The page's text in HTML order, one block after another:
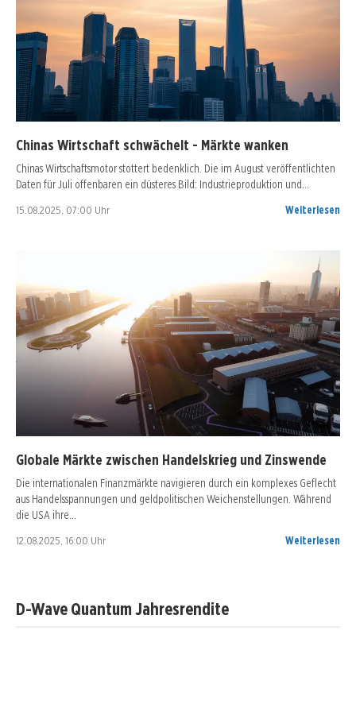
Chinas Wirtschaft schwächelt - Märkte wanken
Chinas Wirtschaftsmotor stottert bedenklich. Die im August veröffentlichten
Daten für Juli offenbaren ein düsteres Bild: Industrieproduktion und…
15.08.2025, 07:00 Uhr Weiterlesen
Globale Märkte zwischen Handelskrieg und Zinswende
Die internationalen Finanzmärkte navigieren durch ein komplexes Geflecht
aus Handelsspannungen und geldpolitischen Weichenstellungen. Während
die USA ihre…
12.08.2025, 16:00 Uhr Weiterlesen
D-Wave Quantum Jahresrendite